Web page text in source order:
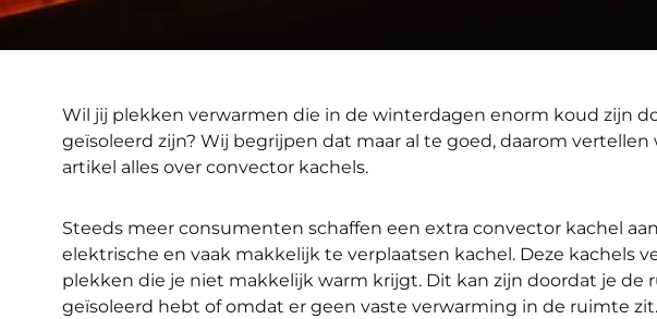
Wil jij plekken verwarmen die in de winterdagen enorm koud zijn
geïsoleerd zijn? Wij begrijpen dat maar al te goed, daarom vertellen
artikel alles over convector kachels.
Steeds meer consumenten schaffen een extra convector kachel
elektrische en vaak makkelijk te verplaatsen kachel. Deze kachels
plekken die je niet makkelijk warm krijgt. Dit kan zijn doordat je de
geïsoleerd hebt of omdat er geen vaste verwarming in de ruimte